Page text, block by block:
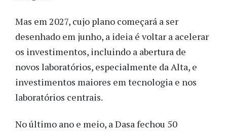
Mas em 2027, cujo plano começará a ser
desenhado em junho, a ideia é voltar a acelerar
os investimentos, incluindo a abertura de
novos laboratórios, especialmente da Alta, e
investimentos maiores em tecnologia e nos
laboratórios centrais.
No último ano e meio, a Dasa fechou 50